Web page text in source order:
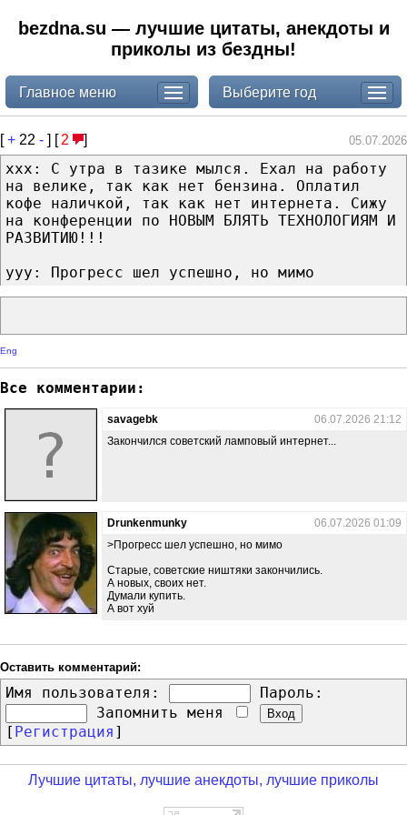
bezdna.su — лучшие цитаты, анекдоты и
приколы из бездны!
Главное меню Выберите год
[+ 22 - ] [ 2 ] 05.07.2026
xxx: С утра в тазике мылся. Ехал на работу
на велике, так как нет бензина. Оплатил
кофе наличкой, так как нет интернета. Сижу
на конференции по НОВЫМ БЛЯТЬ ТЕХНОЛОГИЯМ И
РАЗВИТИЮ!!!
yyy: Прогресс шел успешно, но мимо
Eng
Все комментарии:
savagebk
06.07.2026 21:12
Закончился советский ламповый интернет...
Drunkenmunky
06.07.2026 01:09
>Прогресс шел успешно, но мимо
Старые, советские ништяки закончились.
А новых, своих нет.
Думали купить.
А вот хуй
Оставить комментарий:
Имя пользователя:
Пароль:
Запомнить меня
[ Регистрация ]
Лучшие цитаты, лучшие анекдоты, лучшие приколы